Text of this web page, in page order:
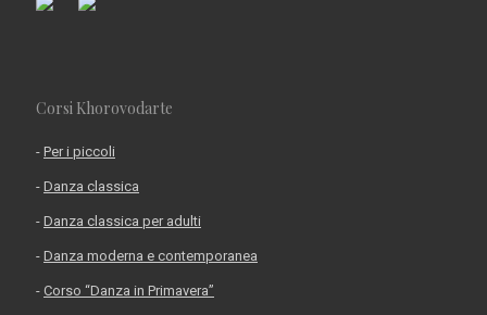
Corsi Khorovodarte
- Per i piccoli
- Danza classica
- Danza classica per adulti
- Danza moderna e contemporanea
- Corso “Danza in Primavera”